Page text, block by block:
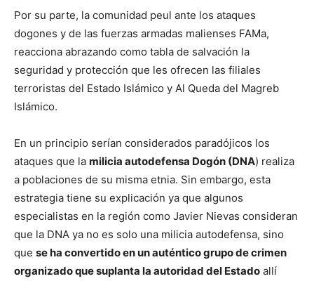
Por su parte, la comunidad peul ante los ataques
dogones y de las fuerzas armadas malienses FAMa,
reacciona abrazando como tabla de salvación la
seguridad y protección que les ofrecen las filiales
terroristas del Estado Islámico y Al Queda del Magreb
Islámico.
En un principio serían considerados paradójicos los
ataques que la milicia autodefensa Dogón (DNA) realiza
a poblaciones de su misma etnia. Sin embargo, esta
estrategia tiene su explicación ya que algunos
especialistas en la región como Javier Nievas consideran
que la DNA ya no es solo una milicia autodefensa, sino
que se ha convertido en un auténtico grupo de crimen
organizado que suplanta la autoridad del Estado allí